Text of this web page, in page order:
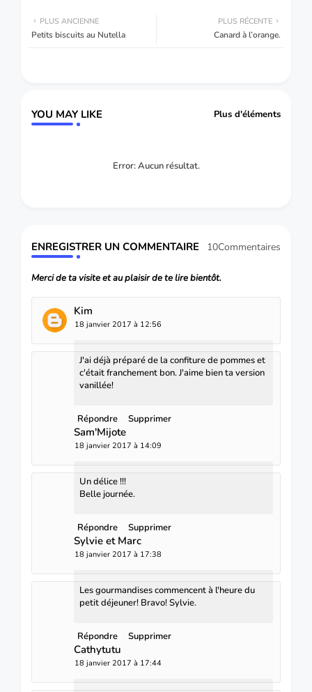
PLUS RÉCENTE
Canard à l’orange.
PLUS ANCIENNE
Petits biscuits au Nutella
YOU MAY LIKE Plus d'éléments
Error:Aucun résultat.
ENREGISTRER UN COMMENTAIRE 10Commentaires
Merci de ta visite et au plaisir de te lire bientôt.
Kim
18 janvier 2017 à 12:56
J'ai déjà préparé de la confiture de pommes et
c'était franchement bon. J'aime bien ta version
vanillée!
Répondre Supprimer
Sam'Mijote
18 janvier 2017 à 14:09
Un délice !!!
Belle journée.
Répondre Supprimer
Sylvie et Marc
18 janvier 2017 à 17:38
Les gourmandises commencent à l'heure du
petit déjeuner! Bravo! Sylvie.
Répondre Supprimer
Cathytutu
18 janvier 2017 à 17:44